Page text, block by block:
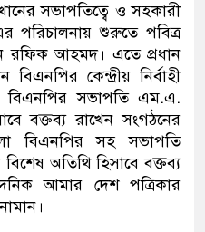
সভাপতিত্বে ও সহকারী
পরিচালনায় শুরুতে পবিত্র
আহমদ। এতে প্রধান
কেন্দ্রীয় নির্বাহী
বিএনপির সভাপতি এম.এ.
বক্তব্য রাখেন সংগঠনের
বিএনপির সহ সভাপতি
অতিথি হিসাবে বক্তব্য
আমার দেশ পত্রিকার